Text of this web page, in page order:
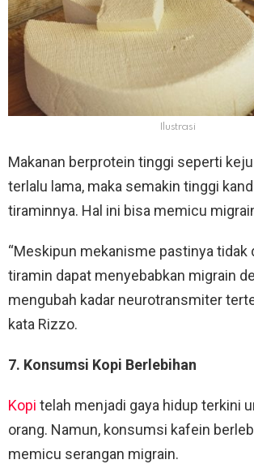
Ilustrasi
Makanan berprotein tinggi seperti
terlalu lama, maka semakin tinggi
tiraminnya. Hal ini bisa memicu
“Meskipun mekanisme pastinya tidak
tiramin dapat menyebabkan migrain
mengubah kadar neurotransmiter
kata Rizzo.
7. Konsumsi Kopi Berlebihan
Kopi telah menjadi gaya hidup terkini
orang. Namun, konsumsi kafein
memicu serangan migrain.